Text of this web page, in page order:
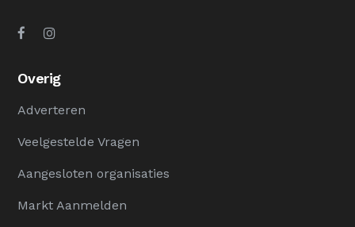
Overig
Adverteren
Veelgestelde Vragen
Aangesloten organisaties
Markt Aanmelden